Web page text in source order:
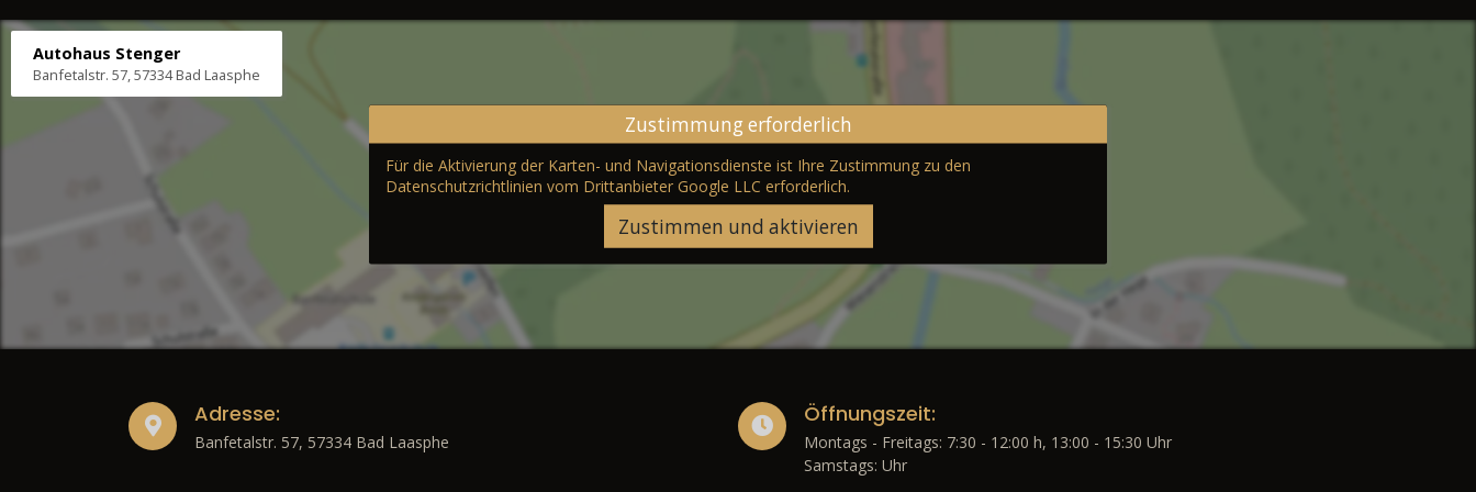
Autohaus Stenger
Banfetalstr. 57, 57334 Bad Laasphe
Zustimmung erforderlich
Für die Aktivierung der Karten- und Navigationsdienste ist Ihre Zustimmung zu den
Datenschutzrichtlinien vom Drittanbieter Google LLC erforderlich.
Zustimmen und aktivieren
Adresse:
Banfetalstr. 57, 57334 Bad Laasphe
Öffnungszeit:
Montags - Freitags: 7:30 - 12:00 h, 13:00 - 15:30 Uhr
Samstags: Uhr